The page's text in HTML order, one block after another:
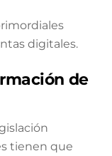
digitales.
de
tienen que